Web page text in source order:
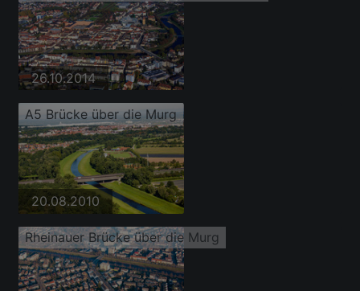
26.10.2014
A5 Brücke über die Murg
20.08.2010
Rheinauer Brücke über die Murg